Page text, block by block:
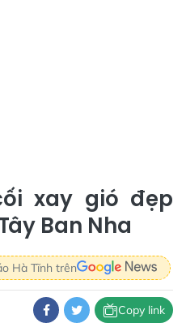
xay gió đẹp
Ban Nha
Hà Tĩnh trên
Copy link